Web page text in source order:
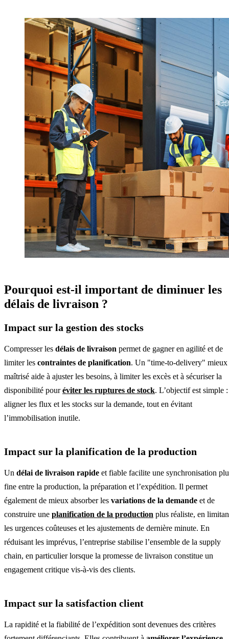
Pourquoi est-il important de diminuer les
délais de livraison ?
Impact sur la gestion des stocks
Compresser les délais de livraison permet de gagner en agilité et de
limiter les contraintes de planification. Un "time-to-delivery" mieux
maîtrisé aide à ajuster les besoins, à limiter les excès et à sécuriser la
disponibilité pouréviter les ruptures de stock. L’objectif est simple :
aligner les flux et les stocks sur la demande, tout en évitant
l’immobilisation inutile.
Impact sur la planification de la production
Un délai de livraison rapide et fiable facilite une synchronisation
fine entre la production, la préparation et l’expédition. Il permet
également de mieux absorber les variations de la demande et de
construire une planification de la production plus réaliste, en
les urgences coûteuses et les ajustements de dernière minute. En
réduisant les imprévus, l’entreprise stabilise l’ensemble de la supply
chain, en particulier lorsque la promesse de livraison constitue un
engagement critique vis-à-vis des clients.
Impact sur la satisfaction client
La rapidité et la fiabilité de l’expédition sont devenues des critères